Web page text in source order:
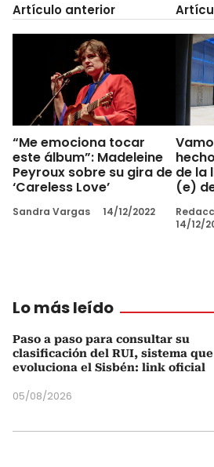
Artículo anterior
“Me emociona tocar
este álbum”: Madeleine
Peyroux sobre su gira de
‘Careless Love’
Sandra Vargas 14/12/2022
de la
(e)
14/12/
Lo más leído
Paso a paso para consultar su
clasificación del RUI, sistema que
evoluciona el Sisbén: link oficial
05/08/2026